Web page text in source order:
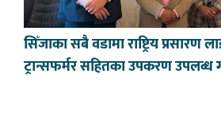
सिँजाका सबै वडामा राष्ट्रिय प्रसारण
ट्रान्सफर्मर सहितका उपकरण उपलब्ध